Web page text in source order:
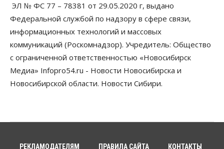
Авто Общество
Треть автовладельцев в Новосибирской области
«поставили машины на прикол»
07 Августа 2026, 13:00
Власть
Школы, библиотеки, пешеходные тротуары:
депутаты Госдумы контролируют работы на
социальных объектах
07 Августа 2026, 12:35
Синоптики рассказали о погоде в Новосибирске
ЭЛ № ФС 77 – 78381 от 29.05.2020 г, выдано
Федеральной службой по надзору в сфере связи,
информационных технологий и массовых
коммуникаций (Роскомнадзор). Учредитель: Общество
с ограниченной ответственностью «Новосибирск
Медиа» Infopro54.ru - Новости Новосибирска и
Новосибирской области. Новости Сибири.
РЕКЛАМОДАТЕЛЯМ ПРАВИЛА САЙТА КОНТАКТЫ